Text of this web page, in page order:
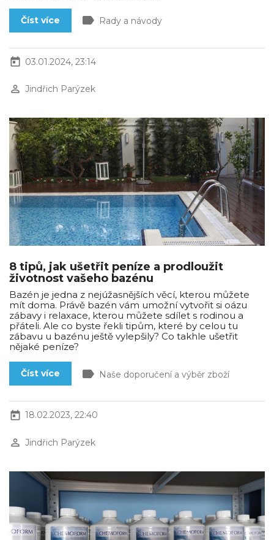
Číst více label Rady a návody
today 03.01.2024, 23:14
perm_identity Jindřich Parýzek
8 tipů, jak ušetřit peníze a prodloužit
životnost vašeho bazénu
Bazén je jedna z nejúžasnějších věcí, kterou můžete
mít doma. Právě bazén vám umožní vytvořit si oázu
zábavy i relaxace, kterou můžete sdílet s rodinou a
přáteli. Ale co byste řekli tipům, které by celou tu
zábavu u bazénu ještě vylepšily? Co takhle ušetřit
nějaké peníze?
Číst více label Naše doporučení a výběr zboží
today 18.02.2023, 22:40
perm_identity Jindřich Parýzek